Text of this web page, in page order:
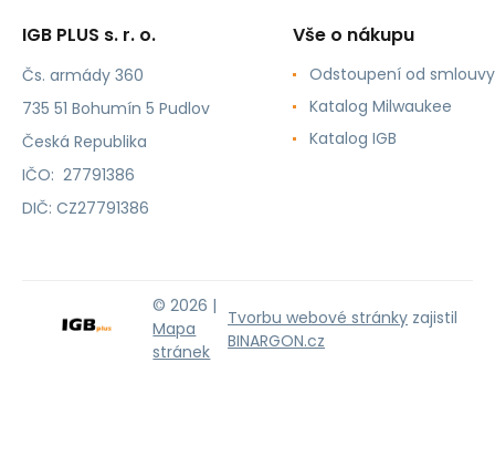
IGB PLUS s. r. o.
Čs. armády 360
735 51 Bohumín 5 Pudlov
Česká Republika
IČO: 27791386
DIČ: CZ27791386
Vše o nákupu
Odstoupení od smlouvy
Katalog Milwaukee
Katalog IGB
© 2026 |
Mapa
stránek
Tvorbu webové stránky zajistil
BINARGON.cz